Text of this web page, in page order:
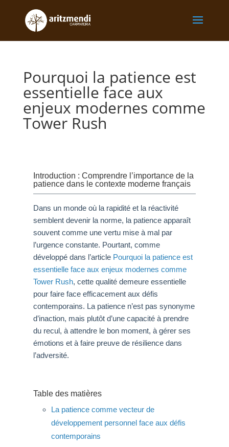
Pourquoi la patience est
essentielle face aux
enjeux modernes comme
Tower Rush
Introduction : Comprendre l’importance de la
patience dans le contexte moderne français
Dans un monde où la rapidité et la réactivité
semblent devenir la norme, la patience apparaît
souvent comme une vertu mise à mal par
l’urgence constante. Pourtant, comme
développé dans l’article Pourquoi la patience est
essentielle face aux enjeux modernes comme
Tower Rush, cette qualité demeure essentielle
pour faire face efficacement aux défis
contemporains. La patience n’est pas synonyme
d’inaction, mais plutôt d’une capacité à prendre
du recul, à attendre le bon moment, à gérer ses
émotions et à faire preuve de résilience dans
l’adversité.
Table des matières
La patience comme vecteur de
développement personnel face aux défis
contemporains